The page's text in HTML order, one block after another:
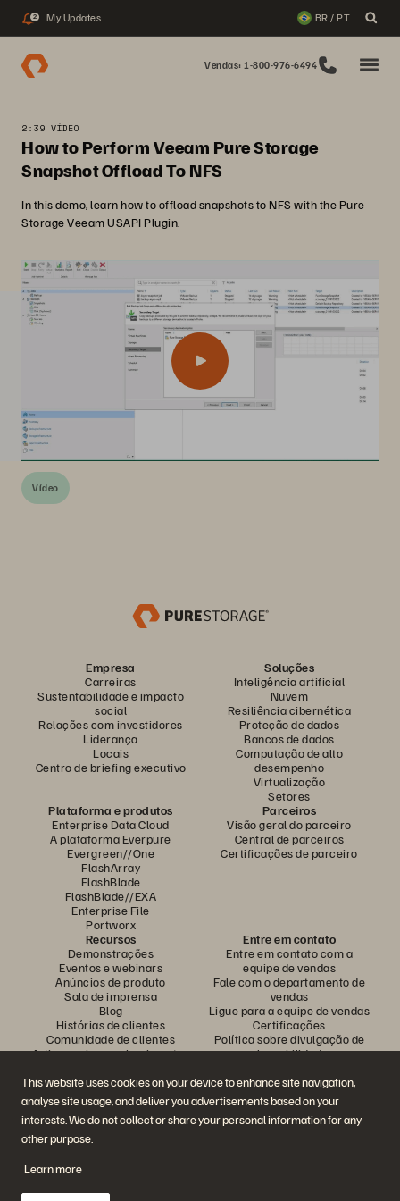
This website uses cookies on your device to enhance site navigation,
analyse site usage, and deliver you advertisements based on your
interests. We do not collect or share your personal information for any
other purpose.
Learn more
2 My Updates BR / PT
Vendas: 1-800-976-6494
2:39 VÍDEO
How to Perform Veeam Pure Storage
Snapshot Offload To NFS
In this demo, learn how to offload snapshots to NFS with the Pure
Storage Veeam USAPI Plugin.
Vídeo
Empresa
Carreiras
Sustentabilidade e impacto
social
Relações com investidores
Liderança
Locais
Centro de briefing executivo
Soluções
Inteligência artificial
Nuvem
Resiliência cibernética
Proteção de dados
Bancos de dados
Computação de alto
desempenho
Virtualização
Setores
Plataforma e produtos
Enterprise Data Cloud
A plataforma Everpure
Evergreen//One
FlashArray
FlashBlade
FlashBlade//EXA
Enterprise File
Portworx
Parceiros
Visão geral do parceiro
Central de parceiros
Certificações de parceiro
Recursos
Demonstrações
Eventos e webinars
Anúncios de produto
Sala de imprensa
Blog
Histórias de clientes
Comunidade de clientes
Artigos sobre conhecimentos
Entre em contato
Entre em contato com a
equipe de vendas
Fale com o departamento de
vendas
Ligue para a equipe de vendas
Certificações
Política sobre divulgação de
vulnerabilidades
Participe da conversa
Siga todas as redes sociais da Everpure